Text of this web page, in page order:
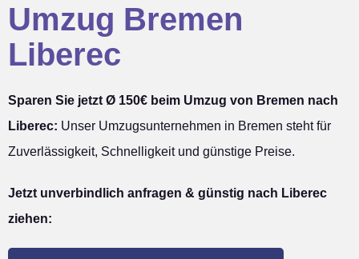
Umzug Bremen
Liberec
Sparen Sie jetzt Ø 150€ beim Umzug von Bremen nach
Liberec: Unser Umzugsunternehmen in Bremen steht für
Zuverlässigkeit, Schnelligkeit und günstige Preise.
Jetzt unverbindlich anfragen & günstig nach Liberec
ziehen: